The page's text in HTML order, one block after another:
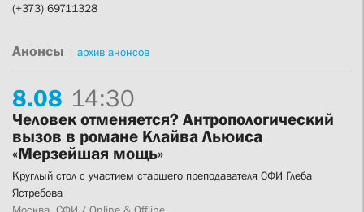
(+373) 69711328
Анонсы | архив анонсов
8.08 14:30
Человек отменяется? Антропологический
вызов в романе Клайва Льюиса
«Мерзейшая мощь»
Круглый стол с участием старшего преподавателя СФИ Глеба
Ястребова